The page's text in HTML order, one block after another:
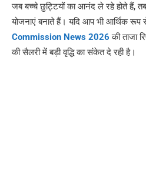
जब बच्चे छुट्टियों का आनंद ले रहे होते हैं,
योजनाएं बनाते हैं। यदि आप भी आर्थिक
Commission News 2026 की ताजा
की सैलरी में बड़ी वृद्धि का संकेत दे रही है।